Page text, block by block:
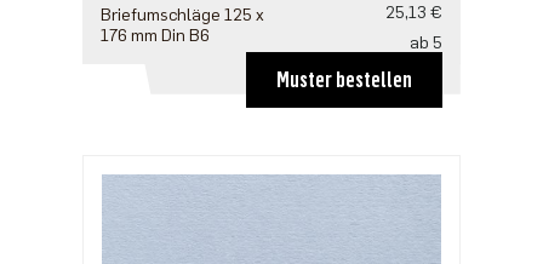
Briefumschläge 125 x
176 mm Din B6
25,13 €
ab 5
20,10 €
Muster bestellen